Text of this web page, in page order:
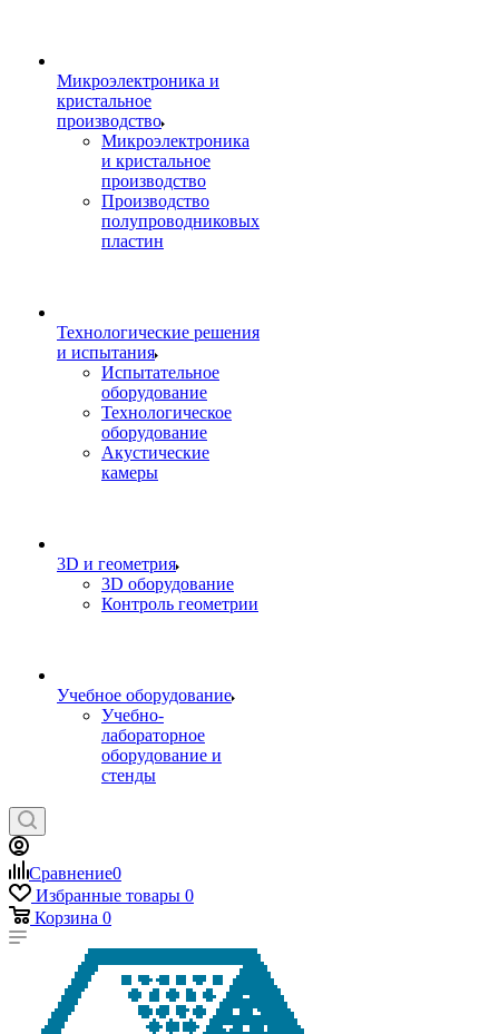
Микроэлектроника и
кристальное
производство
Микроэлектроника
и кристальное
производство
Производство
полупроводниковых
пластин
Технологические решения
и испытания
Испытательное
оборудование
Технологическое
оборудование
Акустические
камеры
3D и геометрия
3D оборудование
Контроль геометрии
Учебное оборудование
Учебно-
лабораторное
оборудование и
стенды
Сравнение0
Избранные товары 0
Корзина 0